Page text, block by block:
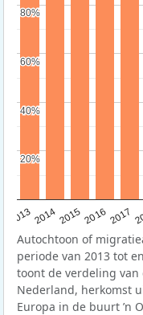
20132014201520162017
20%
20%
40%
40%
60%
60%
80%
80%
Autochtoon of
periode van 2013 tot
toont de verdeling
Nederland, herkomst
Europa in de buurt ’n